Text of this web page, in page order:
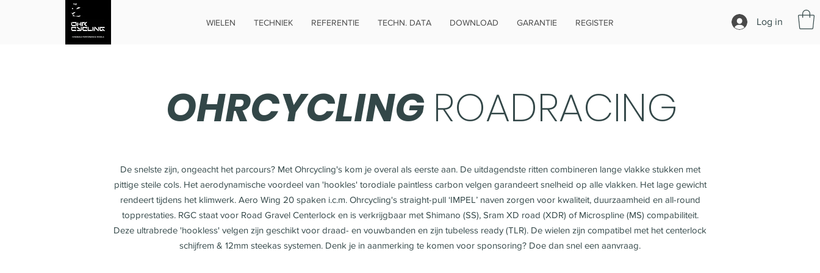
WIELEN TECHNIEK REFERENTIE TECHN. DATA DOWNLOAD GARANTIE REGISTER Log in
OHRCYCLING ROADRACING
De snelste zijn, ongeacht het parcours? Met Ohrcycling's kom je overal als eerste aan. De uitdagendste ritten combineren lange vlakke stukken met
pittige steile cols. Het aerodynamische voordeel van 'hookles' torodiale paintless carbon velgen garandeert snelheid op alle vlakken. Het lage gewicht
rendeert tijdens het klimwerk. Aero Wing 20 spaken i.c.m. Ohrcycling's straight-pull ‘IMPEL’ naven zorgen voor kwaliteit, duurzaamheid en all-round
topprestaties. RGC staat voor Road Gravel Centerlock en is verkrijgbaar met Shimano (SS), Sram XD road (XDR) of Microspline (MS) compabiliteit.
Deze ultrabrede 'hookless' velgen zijn geschikt voor draad- en vouwbanden en zijn tubeless ready (TLR). De wielen zijn compatibel met het centerlock
schijfrem & 12mm steekas systemen. Denk je in aanmerking te komen voor sponsoring? Doe dan snel een aanvraag.